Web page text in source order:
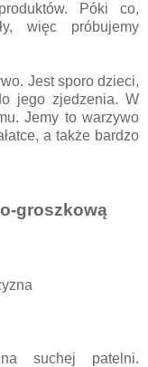
Póki co,
więc próbujemy
Jest sporo dzieci,
jego zjedzenia. W
Jemy to warzywo
a także bardzo
groszkową
suchej patelni.